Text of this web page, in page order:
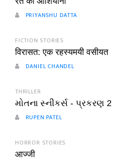
PRIYANSHU DATTA
FICTION STORIES
विरासत: एक रहस्यमयी वसीयत
DANIEL CHANDEL
THRILLER
મોતના સ્નીકર્સ - પ્રકરણ 2
RUPEN PATEL
HORROR STORIES
आज्जी